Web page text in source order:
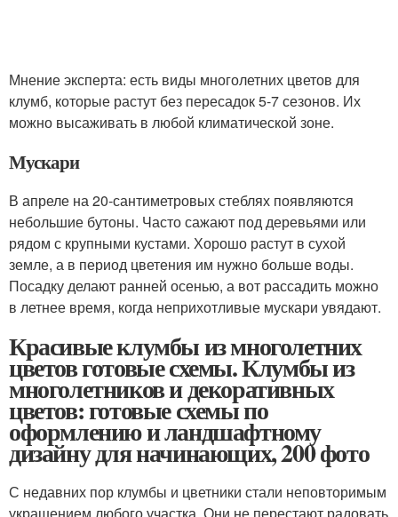
Мнение эксперта: есть виды многолетних цветов для
клумб, которые растут без пересадок 5-7 сезонов. Их
можно высаживать в любой климатической зоне.
Мускари
В апреле на 20-сантиметровых стеблях появляются
небольшие бутоны. Часто сажают под деревьями или
рядом с крупными кустами. Хорошо растут в сухой
земле, а в период цветения им нужно больше воды.
Посадку делают ранней осенью, а вот рассадить можно
в летнее время, когда неприхотливые мускари увядают.
Красивые клумбы из многолетних
цветов готовые схемы. Клумбы из
многолетников и декоративных
цветов: готовые схемы по
оформлению и ландшафтному
дизайну для начинающих, 200 фото
С недавних пор клумбы и цветники стали неповторимым